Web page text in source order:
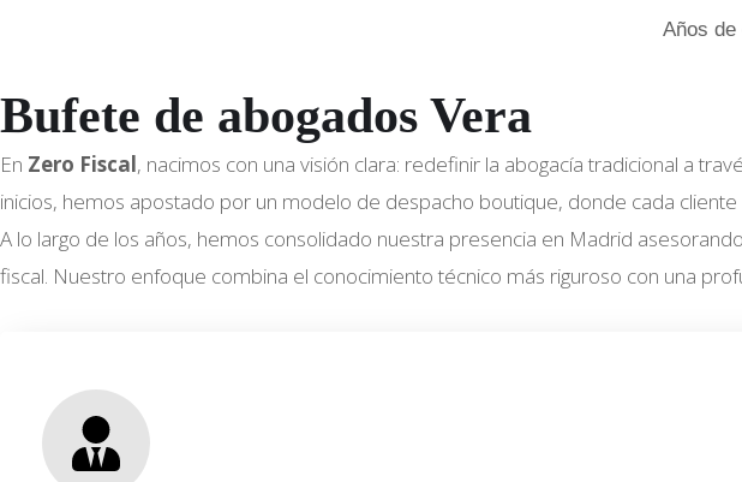
Años de
Bufete de abogados Vera
En Zero Fiscal, nacimos con una visión clara: redefinir la abogacía tradicional a
inicios, hemos apostado por un modelo de despacho boutique, donde cada
A lo largo de los años, hemos consolidado nuestra presencia en Madrid
fiscal. Nuestro enfoque combina el conocimiento técnico más riguroso con una